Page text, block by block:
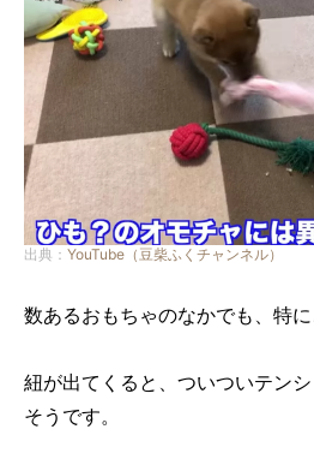
出典： YouTube（豆柴ふくチャンネル）
数あるおもちゃのなかでも、特に
紐が出てくると、ついついテン
そうです。